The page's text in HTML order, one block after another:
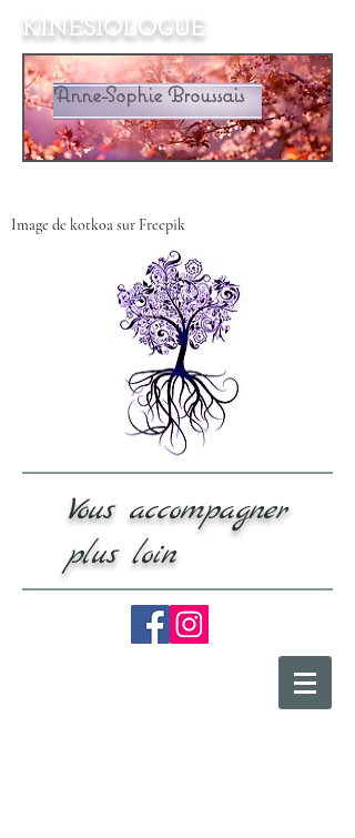
KINESIOLOGUE
Anne-Sophie Broussais
Anne-Sophie Broussais
Image de kotkoa sur Freepik
Vous accompagner
plus loin